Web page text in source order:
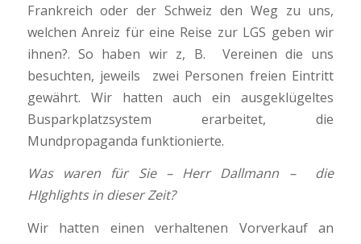
Frankreich oder der Schweiz den Weg zu uns,
welchen Anreiz für eine Reise zur LGS geben wir
ihnen?. So haben wir z, B. Vereinen die uns
besuchten, jeweils zwei Personen freien Eintritt
gewährt. Wir hatten auch ein ausgeklügeltes
Busparkplatzsystem erarbeitet, die
Mundpropaganda funktionierte.
Was waren für Sie – Herr Dallmann – die
HIghlights in dieser Zeit?
Wir hatten einen verhaltenen Vorverkauf an